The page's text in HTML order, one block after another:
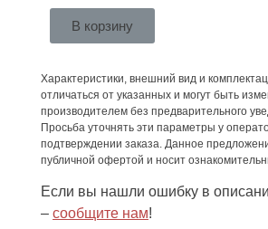
В корзину
Характеристики, внешний вид и
отличаться от указанных и могут быть
производителем без предварительного
Просьба уточнять эти параметры у
подтверждении заказа. Данное
публичной офертой и носит
Если вы нашли ошибку в
– сообщите нам!